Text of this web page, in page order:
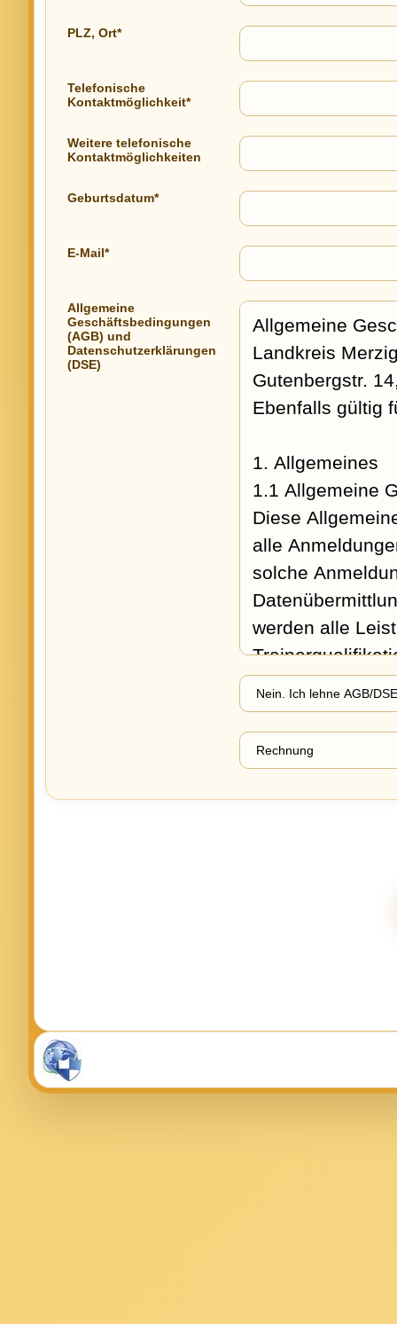
PLZ, Ort*
Telefonische
Kontaktmöglichkeit*
Weitere telefonische
Kontaktmöglichkeiten
Geburtsdatum*
E-Mail*
Allgemeine
Geschäftsbedingungen
(AGB) und
Datenschutzerklärungen
(DSE)